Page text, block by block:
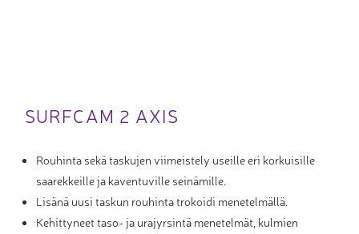
SURFCAM 2 AXIS
Rouhinta sekä taskujen viimeistely useille eri korkuisille
saarekkeille ja kaventuville seinämille.
Lisänä uusi taskun rouhinta trokoidi menetelmällä.
Kehittyneet taso- ja urajyrsintä menetelmät, kulmien